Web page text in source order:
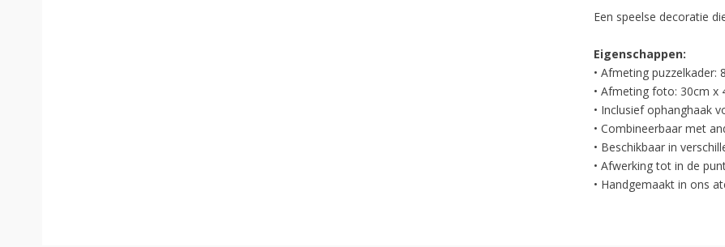
Een speelse decoratie
Eigenschappen:
• Afmeting puzzelkader:
• Afmeting foto: 30cm x
• Inclusief ophanghaak
• Combineerbaar met
• Beschikbaar in
• Afwerking tot in de
• Handgemaakt in ons